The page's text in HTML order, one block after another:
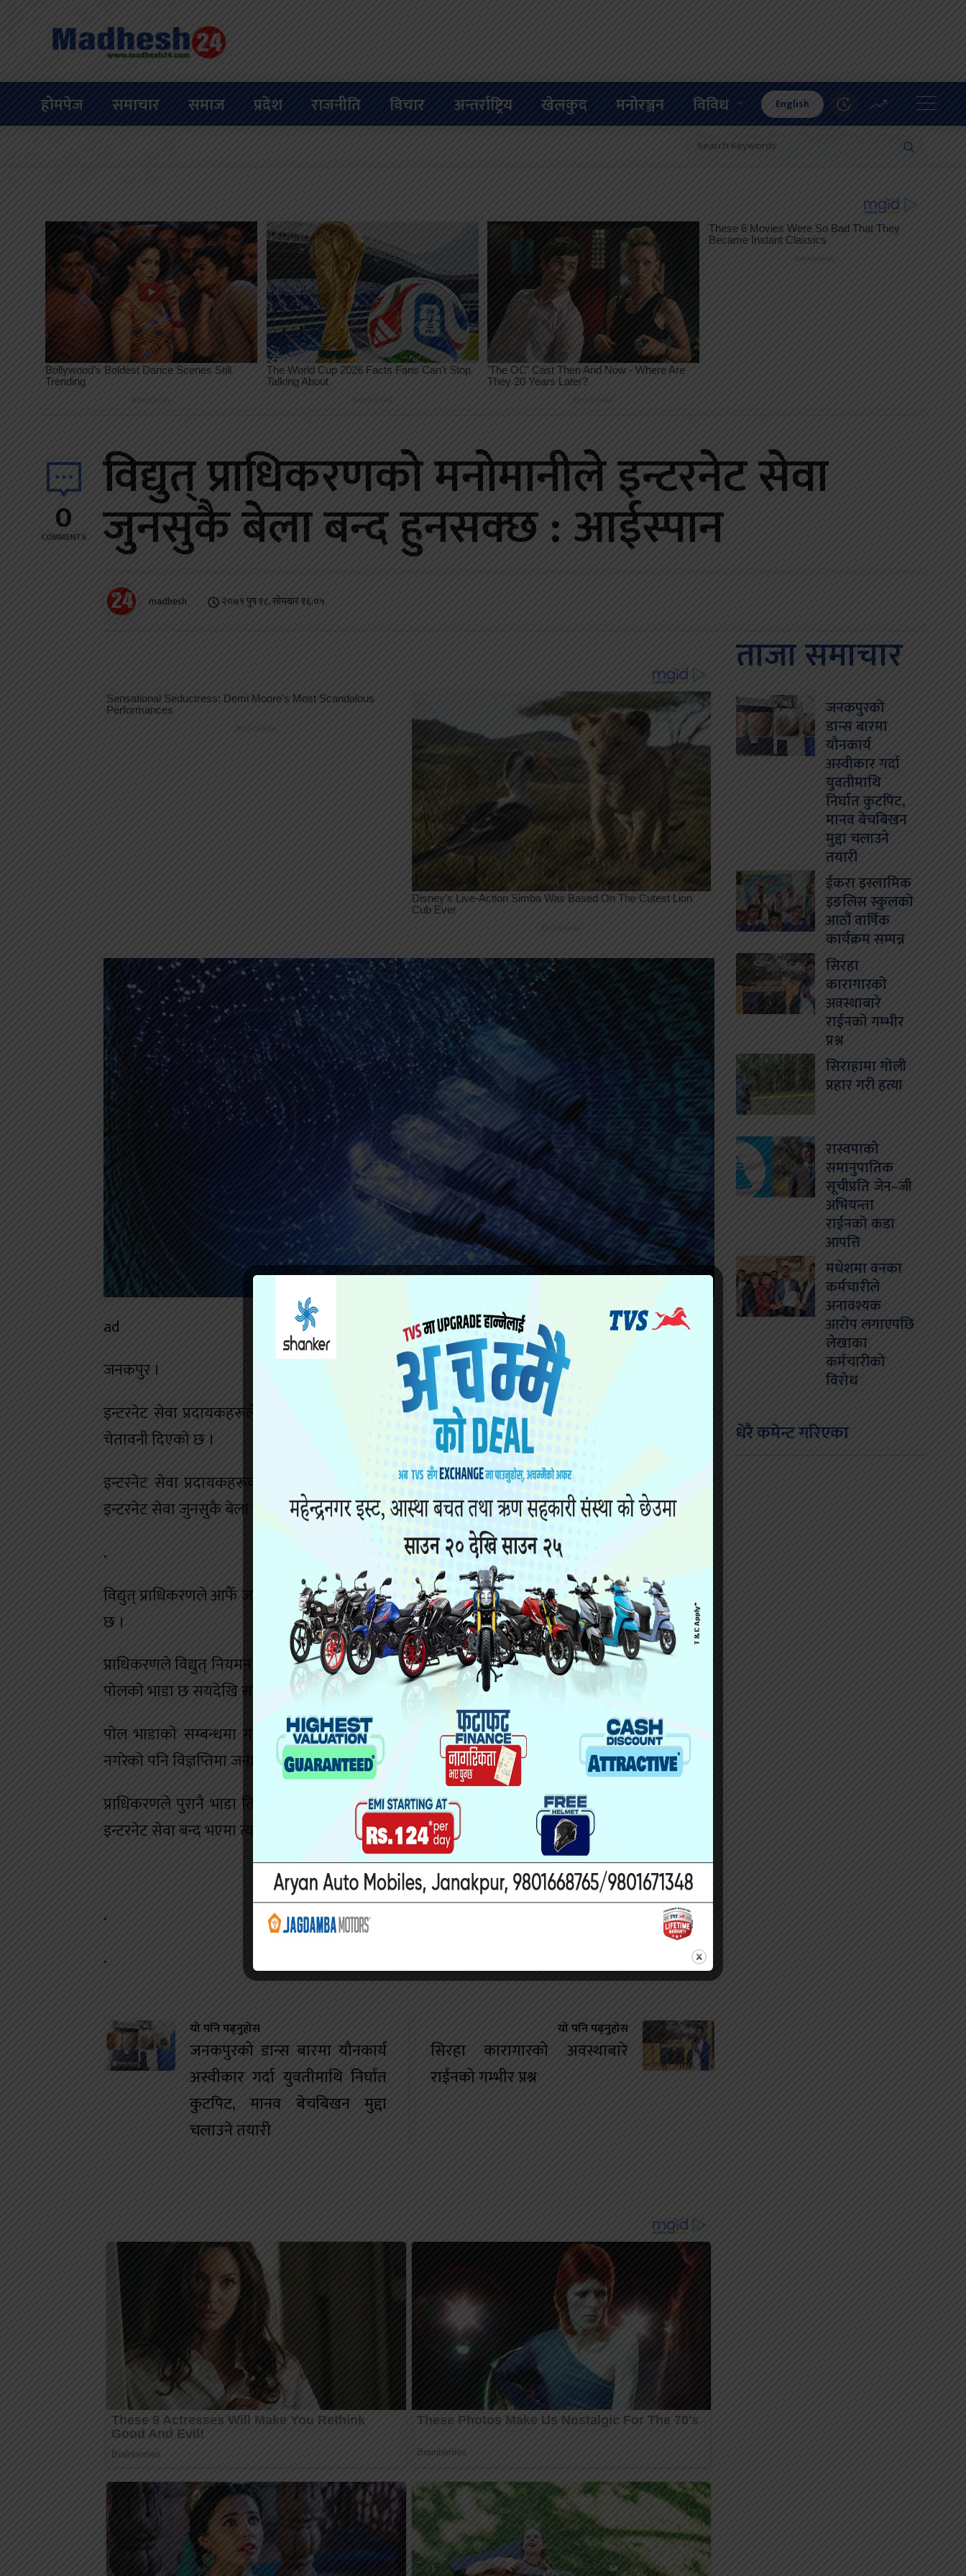
होमपेज समाचार समाज प्रदेश राजनीति विचार अन्तर्राष्ट्रिय खेलकुद मनोरञ्जन विविध English
0
COMMENTS
विद्युत् प्राधिकरणको मनोमानीले इन्टरनेट सेवा
जुनसुकै बेला बन्द हुनसक्छ : आईस्पान
madhesh २०७९ पुष १८, सोमबार १६:०५
ad
जनकपुर ।
इन्टरनेट सेवा प्रदायकहरूले नेपाल विद्युत् प्राधिकरणकाे मनाेमानीले इन्टरनेट सेवा जुनसुकै बेला बन्द हुन सक्ने
चेतावनी दिएकाे छ ।
इन्टरनेट सेवा प्रदायकहरूको संस्था (आईस्पान) का अध्यक्ष सुधिर पराजुलीले आज साेमवार विज्ञप्ति निकालेर
इन्टरनेट सेवा जुनसुकै बेला बन्द हुन सक्ने चेतावनी दिनुभएकाे हाे ।
.
विद्युत् प्राधिकरणले आफैँ जबर्जस्ती पाेल भाडा बढाएर मान अधिकारकाे समेत उल्लङ्घन भएकाे विज्ञप्तिमा उल्लेख
छ ।
प्राधिकरणले विद्युत् नियमन आयाेग, नेपाल दूरसञ्चार प्राधिकरण, उपभाेक्ता मञ्च, सेवा प्रदायक सबैलाई बेवास्ता गरी
पाेलकाे भाडा छ सयदेखि सात सय प्रतिशतसम्म बढाएकाे आईस्पानकाे गुनासाे छ ।
पाेल भाडाकाे सम्बन्धमा गठन भएकाे उच्चस्तरीय समितिले दिएकाे प्रतिवेदन विद्युत् प्राधिकरणले कार्यान्वयन
नगरेकाे पनि विज्ञप्तिमा जनाइएकाे छ ।
प्राधिकरणले पुरानै भाडा तिर्ने सम्झाैता गर्न दबाब दिइरहेकाे र भाडाकै निहुँमा इन्टरनेटकाे तार काटिरहेकाे भन्दै
इन्टरनेट सेवा बन्द भएमा त्यसकाे जिम्मेवारी प्राधिकरणले नै लिनुपर्ने आईइस्पानले बताएकाे छ ।
.
.
यो पनि पढ्नुहोस
जनकपुरको डान्स बारमा यौनकार्य
अस्वीकार गर्दा युवतीमाथि निर्घात
कुटपिट, मानव बेचबिखन मुद्दा
चलाउने तयारी
यो पनि पढ्नुहोस
सिरहा कारागारको अवस्थाबारे
राईनको गम्भीर प्रश्न
ताजा समाचार
जनकपुरको
डान्स बारमा
यौनकार्य
अस्वीकार गर्दा
युवतीमाथि
निर्घात कुटपिट,
मानव बेचबिखन
मुद्दा चलाउने
तयारी
ईकरा इस्लामिक
इङलिस स्कुलको
आठौं वार्षिक
कार्यक्रम सम्पन्न
सिरहा
कारागारको
अवस्थाबारे
राईनको गम्भीर
प्रश्न
सिराहामा गोली
प्रहार गरी हत्या
रास्वपाको
समानुपातिक
सूचीप्रति जेन–जी
अभियन्ता
राईनको कडा
आपत्ति
मधेशमा वनका
कर्मचारीले
अनावश्यक
आरोप लगाएपछि
लेखाका
कर्मचारीको
विरोध
धेरै कमेन्ट गरिएका